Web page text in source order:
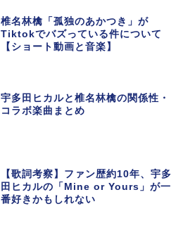
椎名林檎「孤独のあかつき」が
Tiktokでバズっている件について
【ショート動画と音楽】
宇多田ヒカルと椎名林檎の関係性・
コラボ楽曲まとめ
【歌詞考察】ファン歴約10年、宇多
田ヒカルの「Mine or Yours」が一
番好きかもしれない